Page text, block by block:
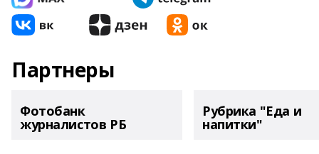
Партнеры
Фотобанк
журналистов РБ
Рубрика "Еда и
напитки"